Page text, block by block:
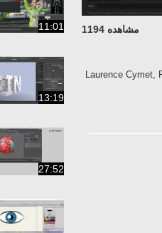
مشاهده 1194
Laurence Cymet,
11:01
13:19
27:52